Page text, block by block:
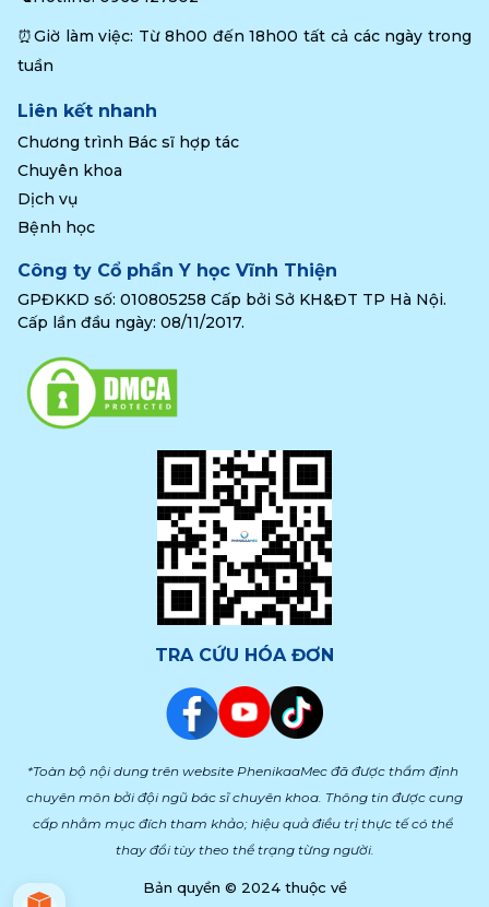
⏰Giờ làm việc: Từ 8h00 đến 18h00 tất cả các ngày trong
tuần
Liên kết nhanh
Chương trình Bác sĩ hợp tác
Chuyên khoa
Dịch vụ
Bệnh học
Công ty Cổ phần Y học Vĩnh Thiện
GPĐKKD số: 010805258 Cấp bởi Sở KH&ĐT TP Hà Nội.
Cấp lần đầu ngày: 08/11/2017.
TRA CỨU HÓA ĐƠN
*Toàn bộ nội dung trên website PhenikaaMec đã được thẩm định
chuyên môn bởi đội ngũ bác sĩ chuyên khoa. Thông tin được cung
cấp nhằm mục đích tham khảo; hiệu quả điều trị thực tế có thể
thay đổi tùy theo thể trạng từng người.
Bản quyền © 2024 thuộc về